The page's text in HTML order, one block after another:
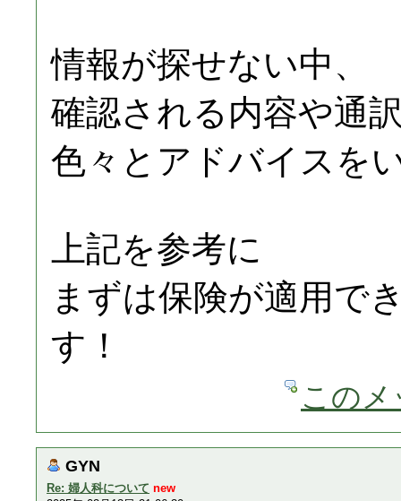
情報が探せない中、
確認される内容や通
色々とアドバイスを
上記を参考に
まずは保険が適用で
す！
この
GYN
Re: 婦人科について new